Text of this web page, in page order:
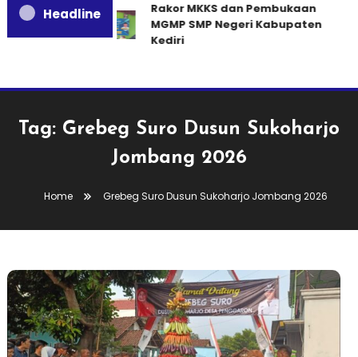
Headline
Rakor MKKS dan Pembukaan
MGMP SMP Negeri Kabupaten
Kediri
Tag: Grebeg Suro Dusun Sukoharjo
Jombang 2026
Home Grebeg Suro Dusun Sukoharjo Jombang 2026